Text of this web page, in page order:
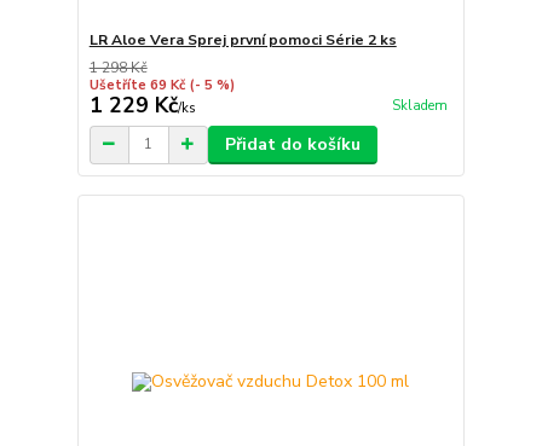
LR Aloe Vera Sprej první pomoci Série 2 ks
1 298 Kč
Ušetříte 69 Kč (- 5 %)
1 229 Kč/ks Skladem
Přidat do košíku